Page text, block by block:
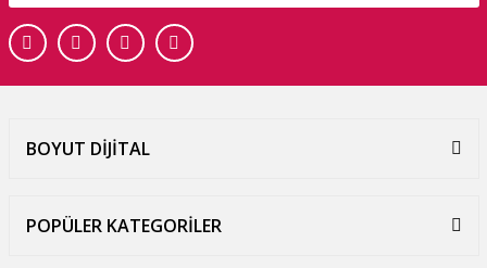
BOYUT DİJİTAL
POPÜLER KATEGORİLER